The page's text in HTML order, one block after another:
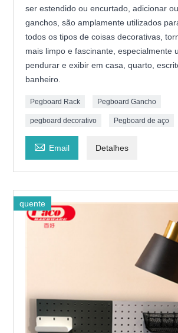
ser estendido ou encurtado, adicionar
ganchos, são amplamente utilizados
todos os tipos de coisas decorativas,
mais limpo e fascinante, especialmente
pendurar e exibir em casa, quarto,
banheiro.
Pegboard Rack Pegboard Gancho
pegboard decorativo Pegboard de aço
 Email Detalhes
quente